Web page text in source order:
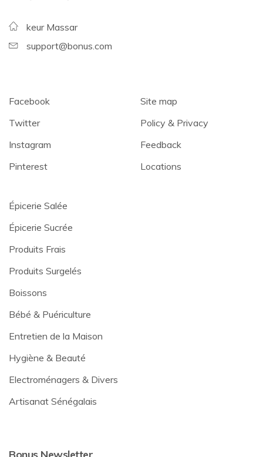
keur Massar
support@bonus.com
Facebook
Twitter
Instagram
Pinterest
Site map
Policy & Privacy
Feedback
Locations
Épicerie Salée
Épicerie Sucrée
Produits Frais
Produits Surgelés
Boissons
Bébé & Puériculture
Entretien de la Maison
Hygiène & Beauté
Electroménagers & Divers
Artisanat Sénégalais